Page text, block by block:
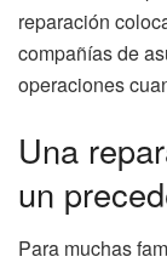
reparación
compañías de
operaciones
Una
un
Para muchas